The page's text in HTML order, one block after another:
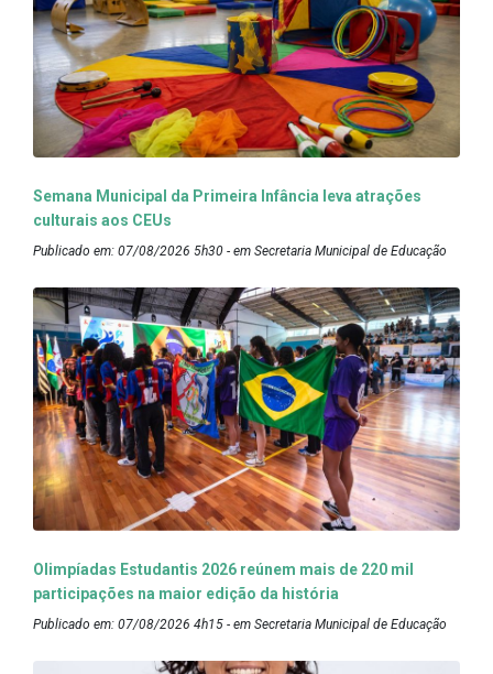
Semana Municipal da Primeira Infância leva atrações
culturais aos CEUs
Publicado em: 07/08/2026 5h30 - em Secretaria Municipal de Educação
Olimpíadas Estudantis 2026 reúnem mais de 220 mil
participações na maior edição da história
Publicado em: 07/08/2026 4h15 - em Secretaria Municipal de Educação